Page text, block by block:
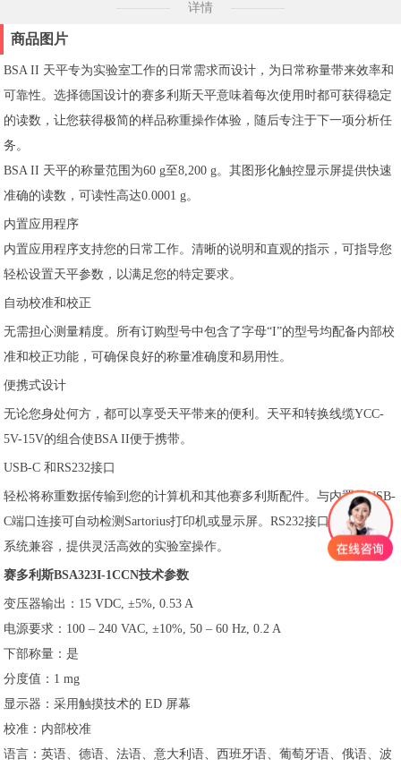
详情
商品图片
BSA II 天平专为实验室工作的日常需求而设计，为日常称量带来效率和
可靠性。选择德国设计的赛多利斯天平意味着每次使用时都可获得稳定
的读数，让您获得极简的样品称重操作体验，随后专注于下一项分析任
务。
BSA II 天平的称量范围为60 g至8,200 g。其图形化触控显示屏提供快速
准确的读数，可读性高达0.0001 g。
内置应用程序
内置应用程序支持您的日常工作。清晰的说明和直观的指示，可指导您
轻松设置天平参数，以满足您的特定要求。
自动校准和校正
无需担心测量精度。所有订购型号中包含了字母“I”的型号均配备内部校
准和校正功能，可确保良好的称量准确度和易用性。
便携式设计
无论您身处何方，都可以享受天平带来的便利。天平和转换线缆YCC-
5V-15V的组合使BSA II便于携带。
USB-C 和RS232接口
轻松将称重数据传输到您的计算机和其他赛多利斯配件。与内置的USB-
C端口连接可自动检测Sartorius打印机或显示屏。RS232接口确保与现有
系统兼容，提供灵活高效的实验室操作。
赛多利斯BSA323I-1CCN技术参数
变压器输出：15 VDC, ±5%, 0.53 A
电源要求：100 – 240 VAC, ±10%, 50 – 60 Hz, 0.2 A
下部称量：是
分度值：1 mg
显示器：采用触摸技术的 ED 屏幕
校准：内部校准
语言：英语、德语、法语、意大利语、西班牙语、葡萄牙语、俄语、波